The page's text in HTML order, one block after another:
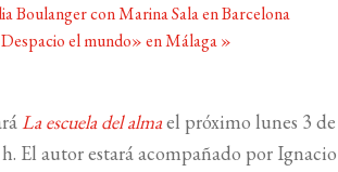
Boulanger con Marina Sala en Barcelona
el mundo» en Málaga»
La escuela del almael próximo lunes 3
El autor estará acompañado por